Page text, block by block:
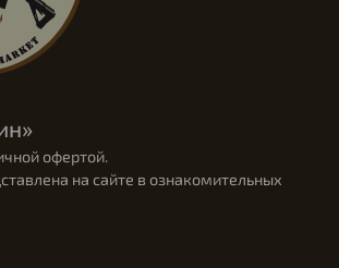
офертой.
на сайте в ознакомительных